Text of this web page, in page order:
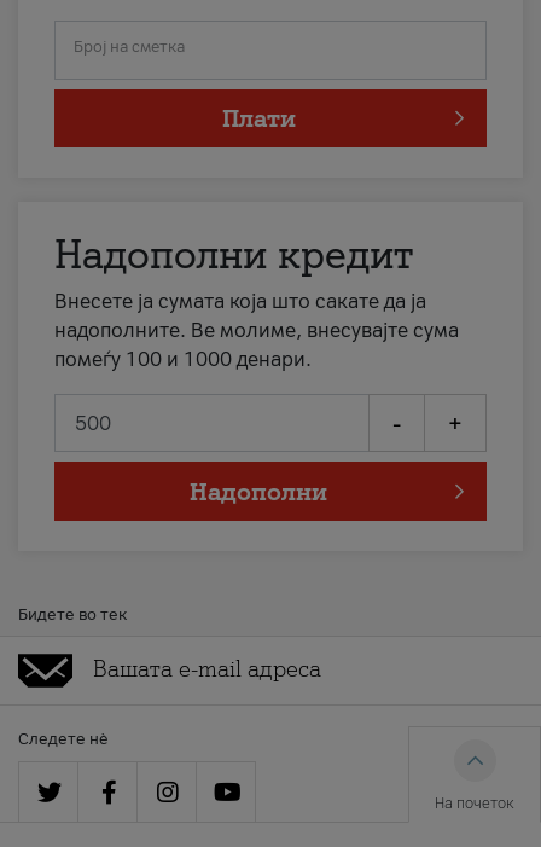
Број на сметка
Плати
Надополни кредит
Внесете ја сумата која што сакате да ја
надополните. Ве молиме, внесувајте сума
помеѓу 100 и 1000 денари.
- +
Надополни
Бидете во тек
Следете нè
На почеток